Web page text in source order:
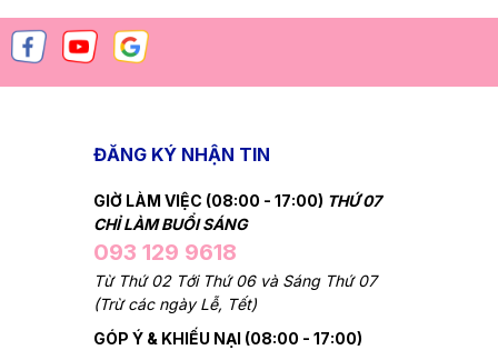
ĐĂNG KÝ NHẬN TIN
GIỜ LÀM VIỆC (08:00 - 17:00) THỨ 07
CHỈ LÀM BUỔI SÁNG
093 129 9618
Từ Thứ 02 Tới Thứ 06 và Sáng Thứ 07
(Trừ các ngày Lễ, Tết)
GÓP Ý & KHIẾU NẠI (08:00 - 17:00)